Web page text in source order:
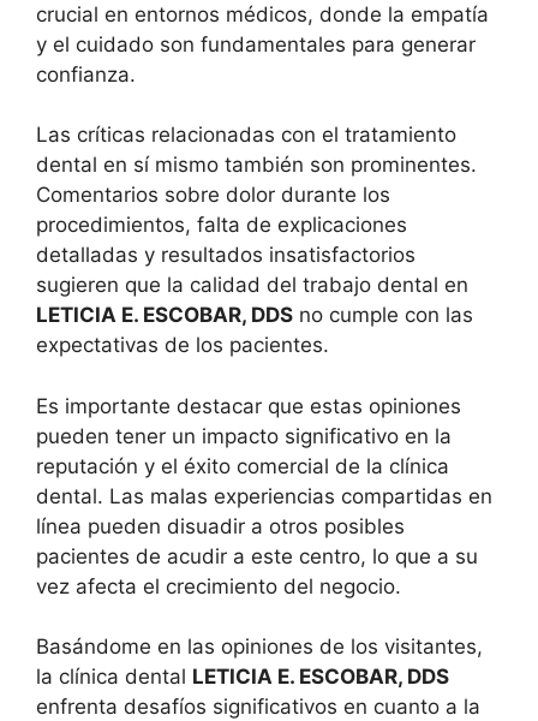
crucial en entornos médicos, donde la empatía
y el cuidado son fundamentales para generar
confianza.
Las críticas relacionadas con el tratamiento
dental en sí mismo también son prominentes.
Comentarios sobre dolor durante los
procedimientos, falta de explicaciones
detalladas y resultados insatisfactorios
sugieren que la calidad del trabajo dental en
LETICIA E. ESCOBAR, DDS no cumple con las
expectativas de los pacientes.
Es importante destacar que estas opiniones
pueden tener un impacto significativo en la
reputación y el éxito comercial de la clínica
dental. Las malas experiencias compartidas en
línea pueden disuadir a otros posibles
pacientes de acudir a este centro, lo que a su
vez afecta el crecimiento del negocio.
Basándome en las opiniones de los visitantes,
la clínica dental LETICIA E. ESCOBAR, DDS
enfrenta desafíos significativos en cuanto a la